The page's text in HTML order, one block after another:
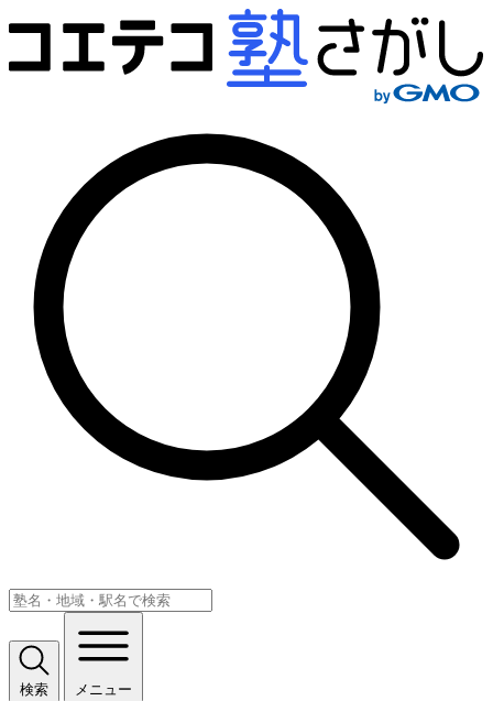
検索 メニュー